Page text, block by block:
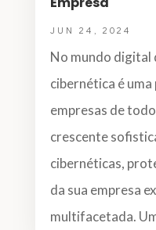
JUN 24, 2024
No mundo digital
cibernética é
empresas de
crescente
cibernéticas,
da sua empresa
multifacetada.